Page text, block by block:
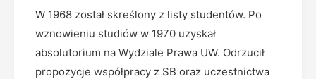
W 1968 został skreślony z listy studentów. Po
wznowieniu studiów w 1970 uzyskał
absolutorium na Wydziale Prawa UW. Odrzucił
propozycje współpracy z SB oraz uczestnictwa